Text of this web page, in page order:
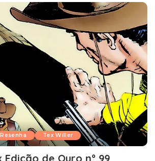
Resenha Tex Willer
Edição de Ouro nº 99